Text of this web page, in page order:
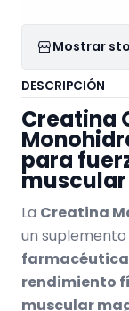
Mostrar
DESCRIPCIÓN
Creatina
para
muscular
La Creatina
un suplemento
farmacéutica
rendimiento
muscular